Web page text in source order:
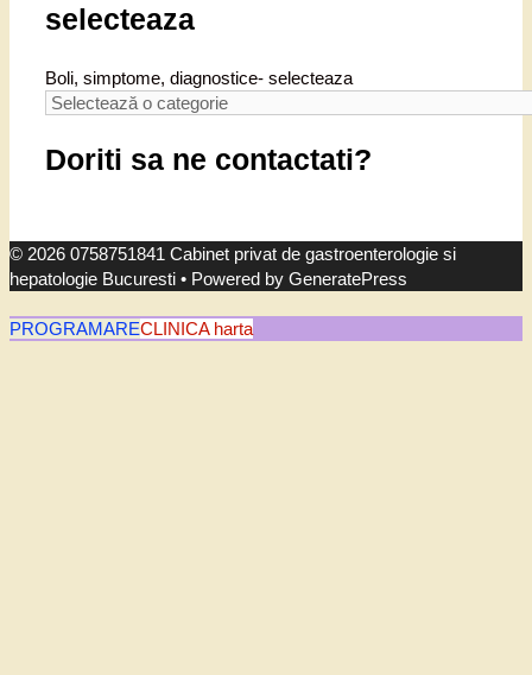
selecteaza
Boli, simptome, diagnostice- selecteaza
Doriti sa ne contactati?
© 2026 0758751841 Cabinet privat de gastroenterologie si
hepatologie Bucuresti • Powered by GeneratePress
PROGRAMARECLINICA harta